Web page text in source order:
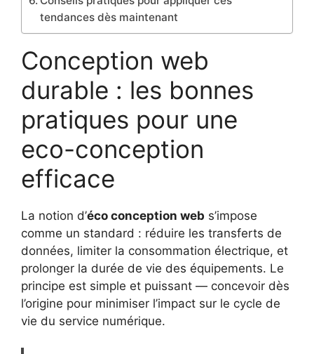
tendances dès maintenant
Conception web
durable : les bonnes
pratiques pour une
eco-conception
efficace
La notion d’éco conception web s’impose
comme un standard : réduire les transferts de
données, limiter la consommation électrique, et
prolonger la durée de vie des équipements. Le
principe est simple et puissant — concevoir dès
l’origine pour minimiser l’impact sur le cycle de
vie du service numérique.